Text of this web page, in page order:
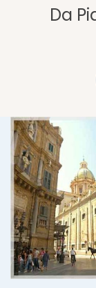
Da